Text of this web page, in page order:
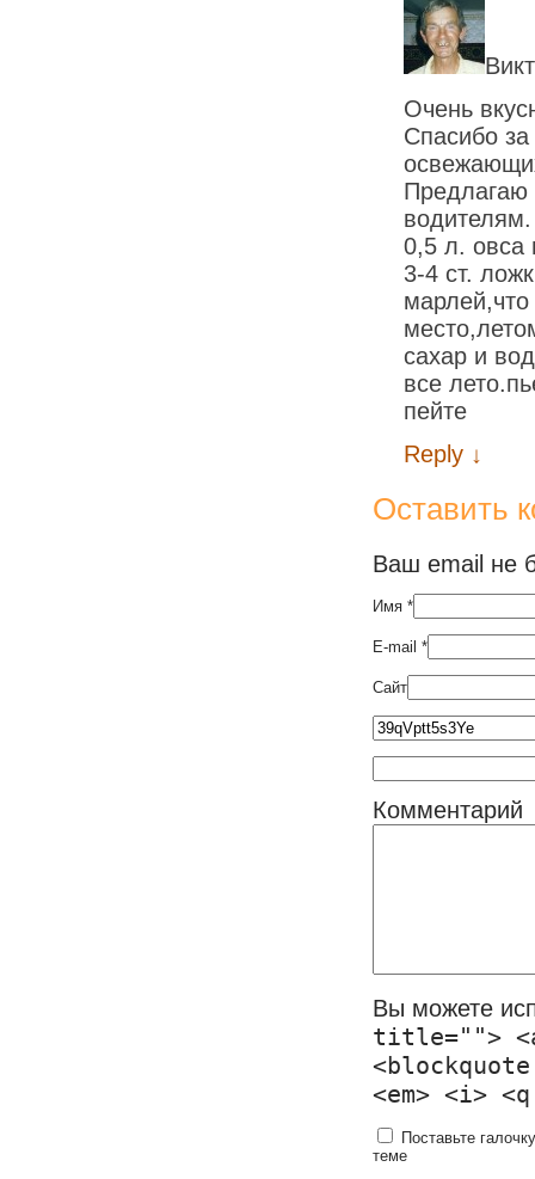
Очень
Спасибо
водителям.
0,5 л. овса
3-4 ст.
сахар и
все
пейте
Reply ↓
Оставить
Ваш email не
Имя *
E-mail *
Сайт
Комментарий
Вы можете
title="">
<em> <i>
Поставьте
теме